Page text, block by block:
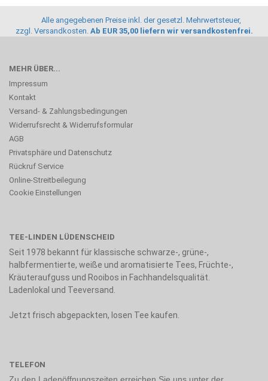
Alle angegebenen Preise inkl. der gesetzl. Mehrwertsteuer,
zzgl. Versandkosten Ab EUR 35,00 liefern wir versandkostenfrei.
MEHR ÜBER...
Impressum
Kontakt
Versand- & Zahlungsbedingungen
Widerrufsrecht & Widerrufsformular
AGB
Privatsphäre und Datenschutz
Rückruf Service
Online-Streitbeilegung
Cookie Einstellungen
TEE-LINDEN LÜDENSCHEID
Seit 1978 bekannt für klassische schwarze-, grüne-,
halbfermentierte, weiße und aromatisierte Tees, Früchte-,
Kräuteraufguss und Rooibos in Fachhandelsqualität.
Ladenlokal und Teeversand.
Jetzt frisch abgepackten, losen Tee kaufen.
TELEFON
Zu den Ladenöffnungszeiten erreichen Sie uns unter der